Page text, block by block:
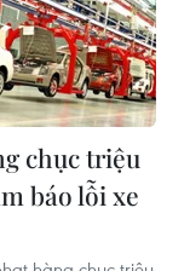
chục triệu
báo lỗi xe